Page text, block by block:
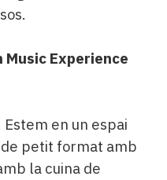
Experience
en un espai
petit format amb
la cuina de